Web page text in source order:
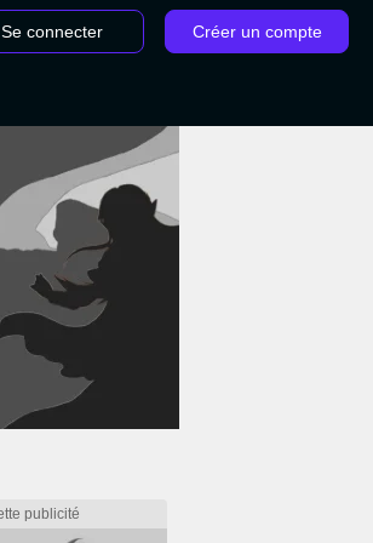
Se connecter Créer un compte